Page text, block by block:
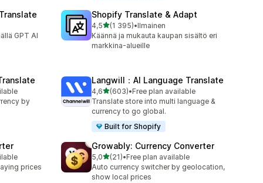
GPT AI
Shopify Translate & Adapt
4,5/ 5 tähteä
(1 395)
1395 arvostelua yhteensä
•Ilmainen
Käännä ja mukauta kaupan sisältö eri
markkina-alueille
by
Langwill：AI Language Translate
4,6/ 5 tähteä
(603)
603 arvostelua yhteensä
•Free plan available
Translate store into multi language &
currency to go global.
Built for Shopify
prices
Growably: Currency Converter
5,0/ 5 tähteä
(21)
21 arvostelua yhteensä
•Free plan available
Auto currency switcher by geolocation,
show local prices